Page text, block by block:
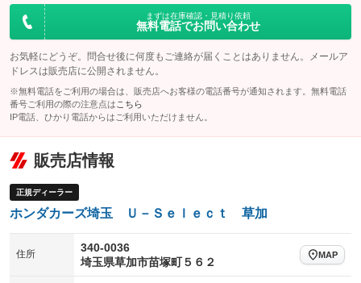
まずは在庫確認・見積り依頼
無料電話でお問い合わせ
お気軽にどうぞ。問合せ後に何度もご連絡が届くことはありません。メールア
ドレスは販売店に公開されません。
※無料電話をご利用の場合は、販売店へお客様の電話番号が通知されます。無料電話
番号ご利用の際の注意点は こちら
IP電話、ひかり電話からはご利用いただけません。
販売店情報
正規ディーラー
ホンダカーズ埼玉 Ｕ－Ｓｅｌｅｃｔ 草加
住所
340-0036
埼玉県草加市苗塚町５６２
MAP